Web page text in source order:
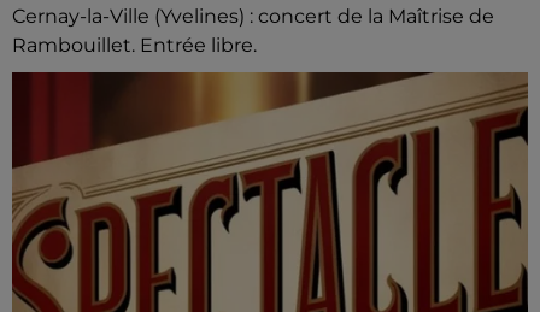
Cernay-la-Ville (Yvelines) : concert de la Maîtrise de
Rambouillet. Entrée libre.